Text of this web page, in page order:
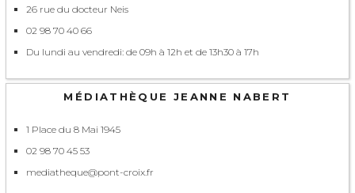
26 rue du docteur Neis
02 98 70 40 66
Du lundi au vendredi: de 09h à 12h et de 13h30 à 17h
MÉDIATHÈQUE JEANNE NABERT
1 Place du 8 Mai 1945
02 98 70 45 53
mediatheque@pont-croix.fr